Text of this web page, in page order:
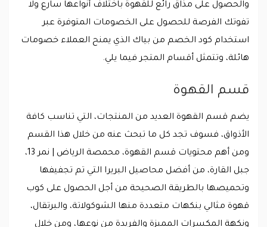
والحصول على مذاق رائع للقهوة باختلاف أنواعها سارع ولا
تفوتك الفرصة للحصول على الخصومات المتوفرة عبر
استخدام كود الخصم من بياك الذي يمنح العملاء خصومات
هائلة، وتتمثل أقسام المتجر فيما يلي.
قسم القهوة
يضم قسم القهوة العديد من المنتجات، التي تناسب كافة
الأذواق، فسوف تجد كل ما تبحث عنه من خلال هذا القسم
ومن أهم محتويات قسم القهوة، محمصة الرياض | نمر 13،
جبل القارة، من أفضل محاصيل البريرا التي تم تجفيفها
وتحميصها بالطريقة الصحيحة من أجل الحصول على كوب
قهوة مثالي بنكهات متعددة منها الشوكولاتة، والبرتقال،
ونكهة المكسرات المميزة والفريدة من نوعها، ومن خلال